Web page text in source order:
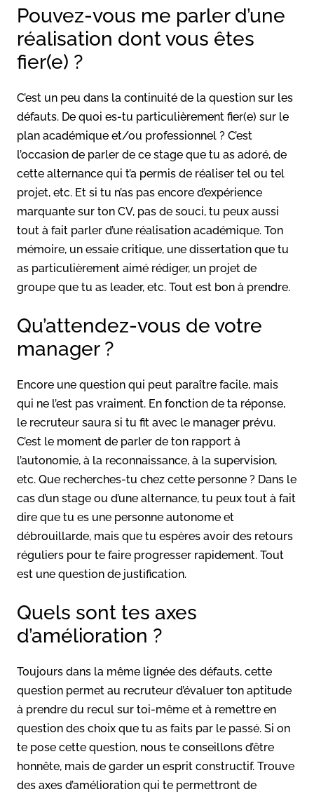
Pouvez-vous me parler d’une
réalisation dont vous êtes
fier(e) ?
C’est un peu dans la continuité de la question sur les
défauts. De quoi es-tu particulièrement fier(e) sur le
plan académique et/ou professionnel ? C’est
l’occasion de parler de ce stage que tu as adoré, de
cette alternance qui t’a permis de réaliser tel ou tel
projet, etc. Et si tu n’as pas encore d’expérience
marquante sur ton CV, pas de souci, tu peux aussi
tout à fait parler d’une réalisation académique. Ton
mémoire, un essaie critique, une dissertation que tu
as particulièrement aimé rédiger, un projet de
groupe que tu as leader, etc. Tout est bon à prendre.
Qu’attendez-vous de votre
manager ?
Encore une question qui peut paraître facile, mais
qui ne l’est pas vraiment. En fonction de ta réponse,
le recruteur saura si tu fit avec le manager prévu.
C’est le moment de parler de ton rapport à
l’autonomie, à la reconnaissance, à la supervision,
etc. Que recherches-tu chez cette personne ? Dans le
cas d’un stage ou d’une alternance, tu peux tout à fait
dire que tu es une personne autonome et
débrouillarde, mais que tu espères avoir des retours
réguliers pour te faire progresser rapidement. Tout
est une question de justification.
Quels sont tes axes
d’amélioration ?
Toujours dans la même lignée des défauts, cette
question permet au recruteur d’évaluer ton aptitude
à prendre du recul sur toi-même et à remettre en
question des choix que tu as faits par le passé. Si on
te pose cette question, nous te conseillons d’être
honnête, mais de garder un esprit constructif. Trouve
des axes d’amélioration qui te permettront de